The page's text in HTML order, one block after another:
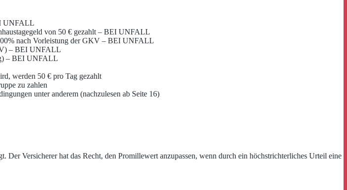
UNFALL
von 50 € gezahlt – BEI UNFALL
nach Vorleistung der GKV – BEI UNFALL
V) – BEI UNFALL
– BEI UNFALL
werden 50 € pro Tag gezahlt
zu zahlen
unter anderem (nachzulesen ab Seite 16)
Versicherer hat das Recht, den Promillewert anzupassen, wenn durch ein höchstrichterliches Urteil eine